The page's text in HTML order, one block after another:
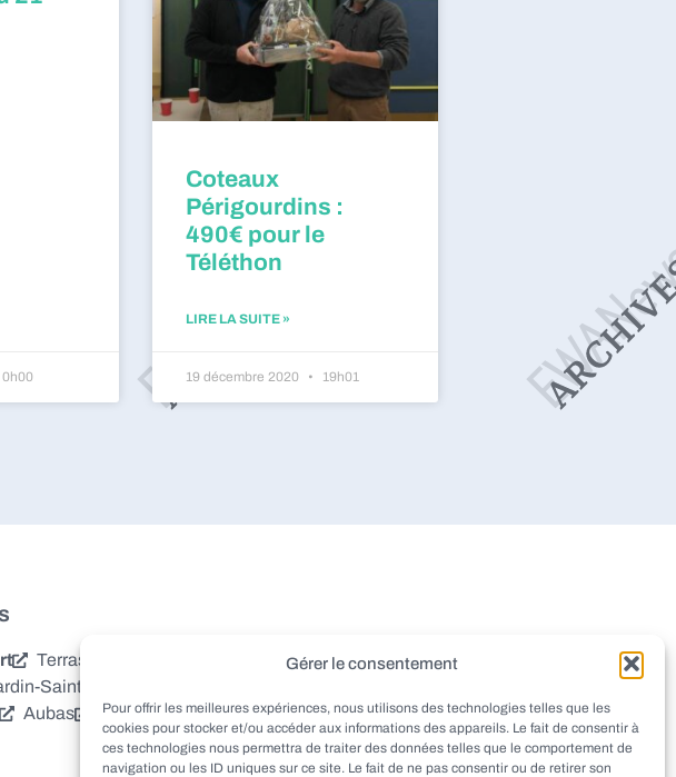
Gérer le consentement
Pour offrir les meilleures expériences, nous utilisons des technologies telles que les
cookies pour stocker et/ou accéder aux informations des appareils. Le fait de consentir à
ces technologies nous permettra de traiter des données telles que le comportement de
navigation ou les ID uniques sur ce site. Le fait de ne pas consentir ou de retirer son
0h00
Coteaux
Périgourdins :
490€ pour le
Téléthon
LIRE LA SUITE »
19 décembre 2020 19h01
Terrasson-Lavilledieu Montignac
Pazayac
Saint-Lazare
Aubas VillacAzerat LadornacTourtoirac